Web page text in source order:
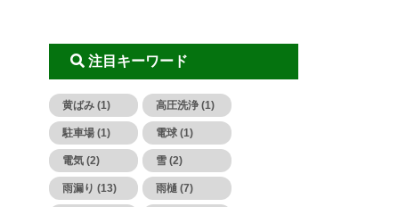
注目キーワード
黄ばみ (1) 高圧洗浄 (1)
駐車場 (1) 電球 (1)
電気 (2) 雪 (2)
雨漏り (13) 雨樋 (7)